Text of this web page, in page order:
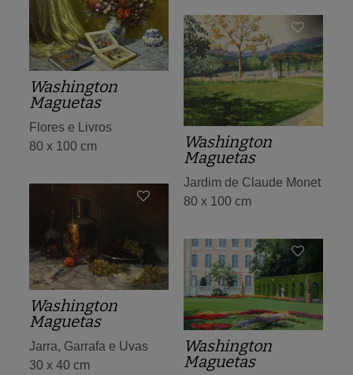
Washington
Maguetas
Flores e Livros
80 x 100 cm
Washington
Maguetas
Jardim de Claude Monet
80 x 100 cm
Washington
Maguetas
Jarra, Garrafa e Uvas
30 x 40 cm
Washington
Maguetas